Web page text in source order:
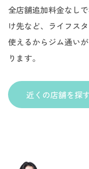
全店舗追加料金なし
け先など、ライフス
使えるからジム通い
ります。
近くの店舗を探